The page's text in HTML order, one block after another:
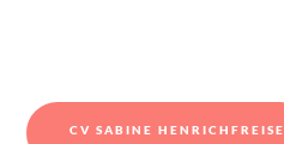
CV SABINE HENRICHFREISE